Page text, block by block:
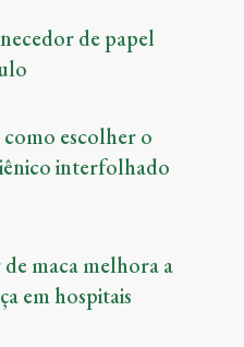
de papel
escolher o
interfolhado
maca melhora a
em hospitais